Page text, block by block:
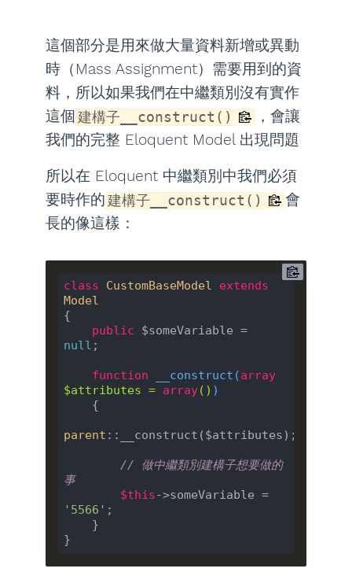
這個部分是用來做大量資料新增或異動
時（Mass Assignment）需要用到的資
料，所以如果我們在中繼類別沒有實作
這個 建構子__construct()
，會讓
我們的完整 Eloquent Model 出現問題
所以在 Eloquent 中繼類別中我們必須
要時作的 建構子__construct()
會
長的像這樣：
class CustomBaseModel
extends
Model
{
public
null ;
function __construct (array
$attributes = array( ) )
{
parent ::__construct($attributes);
// 做中繼類別建構子想要做的
事
$this
'5566' ;